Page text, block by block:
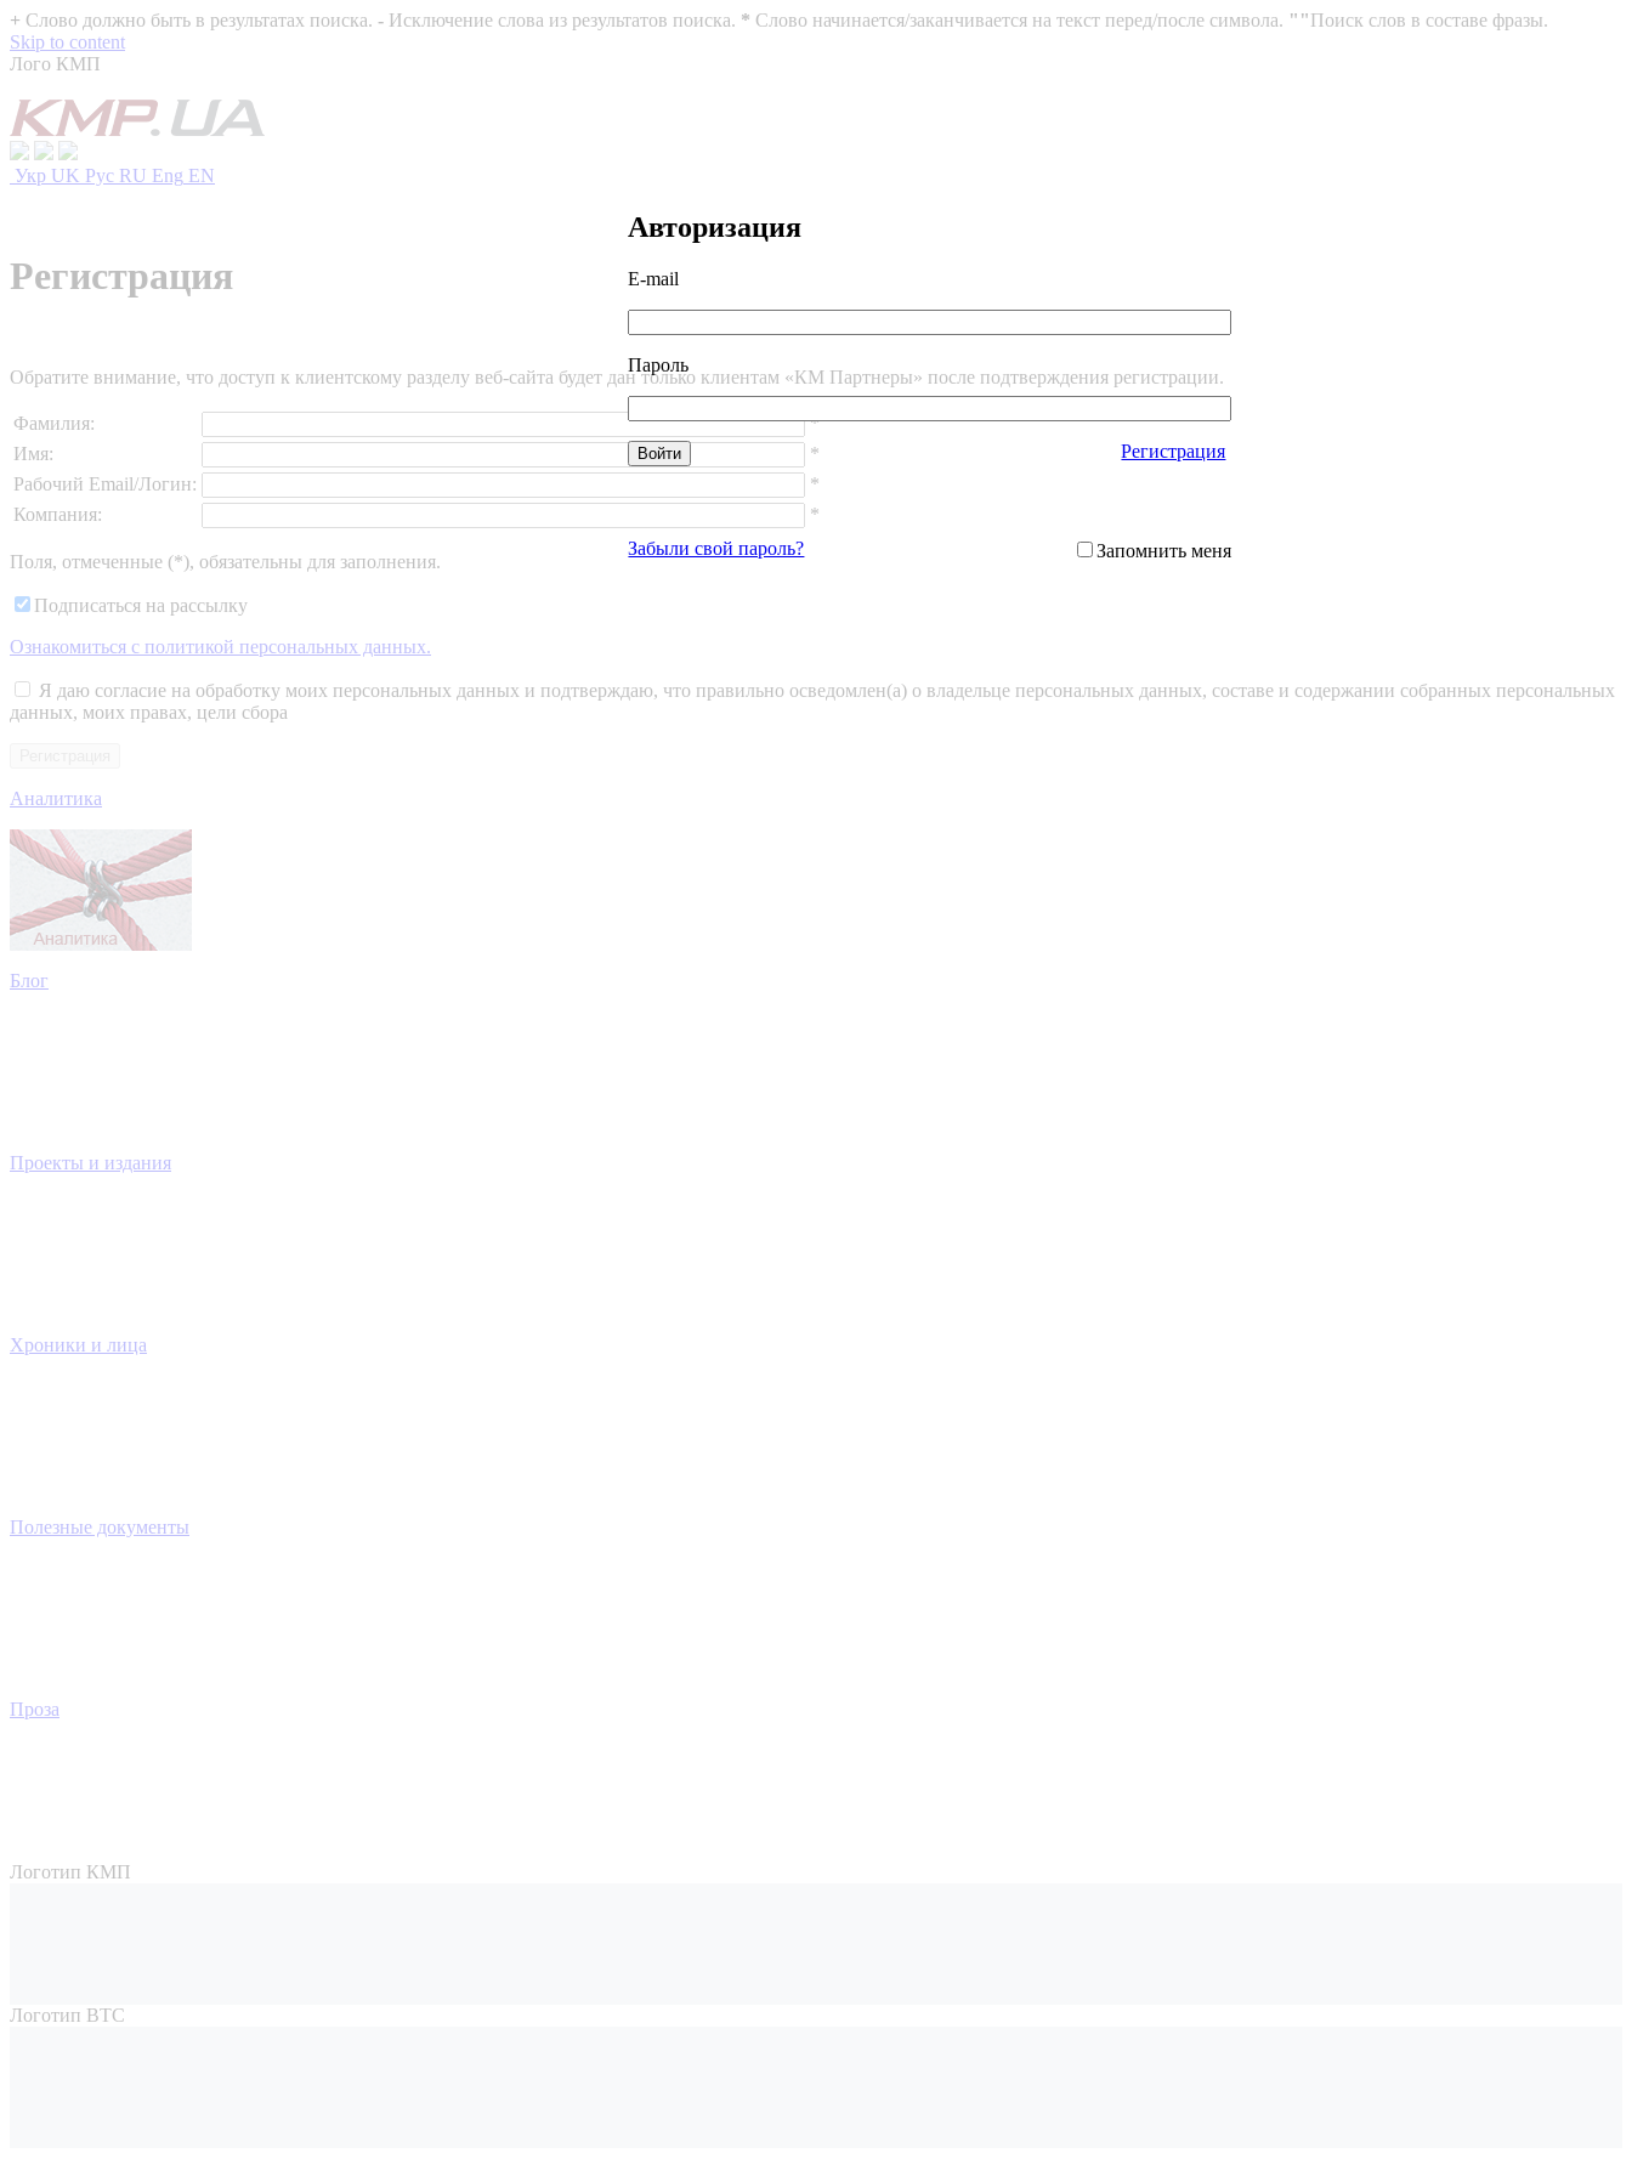
+ Слово должно быть в результатах поиска. - Исключение слова из результатов поиска. * Слово начинается/заканчивается на текст перед/после символа. ""Поиск слов в составе фразы.
Skip to content
Лого КМП
Укр UK Рус RU Eng EN
Авторизация
E-mail
Пароль
Регистрация
Забыли свой пароль? Запомнить меня
Регистрация
Обратите внимание, что доступ к клиентскому разделу веб-сайта будет дан только клиентам «КМ Партнеры» после подтверждения регистрации.
Фамилия:
*
Имя:
*
Рабочий Email/Логин:
*
Компания:
*
Поля, отмеченные (*), обязательны для заполнения.
Подписаться на рассылку
Ознакомиться c политикой персональных данных.
Я даю согласие на обработку моих персональных данных и подтверждаю, что правильно осведомлен(а) о владельце персональных данных, составе и содержании собранных персональных
данных, моих правах, цели сбора
Аналитика
Блог
Проекты и издания
Хроники и лица
Полезные документы
Проза
Логотип КМП
Логотип ВТС